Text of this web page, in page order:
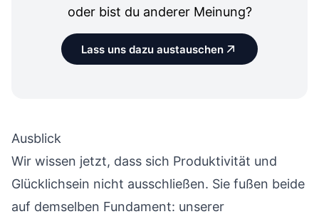
oder bist du anderer Meinung?
Lass uns dazu austauschen
Ausblick
Wir wissen jetzt, dass sich Produktivität und
Glücklichsein nicht ausschließen. Sie fußen beide
auf demselben Fundament: unserer